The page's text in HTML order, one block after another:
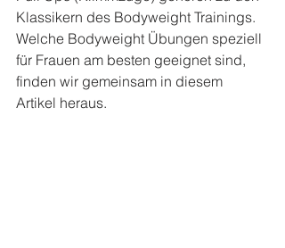
Klassikern des Bodyweight Trainings.
Welche Bodyweight Übungen speziell
für Frauen am besten geeignet sind,
finden wir gemeinsam in diesem
Artikel heraus.